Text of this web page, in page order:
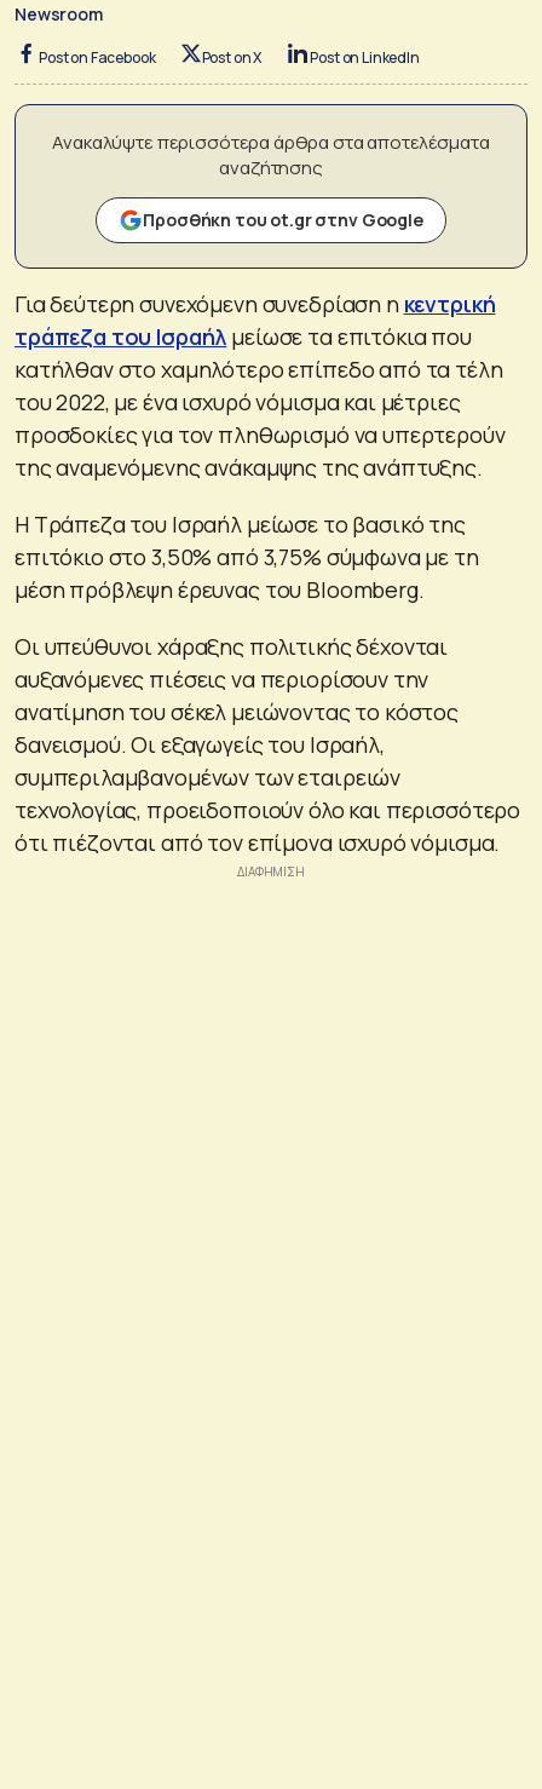
Newsroom
Post on Facebook Post on X Post on LinkedIn
Ανακαλύψτε περισσότερα άρθρα στα αποτελέσματα
αναζήτησης
Προσθήκη του ot.gr στην Google
Για δεύτερη συνεχόμενη συνεδρίαση η κεντρική
τράπεζα του Ισραήλ μείωσε τα επιτόκια που
κατήλθαν στο χαμηλότερο επίπεδο από τα τέλη
του 2022, με ένα ισχυρό νόμισμα και μέτριες
προσδοκίες για τον πληθωρισμό να υπερτερούν
της αναμενόμενης ανάκαμψης της ανάπτυξης.
Η Τράπεζα του Ισραήλ μείωσε το βασικό της
επιτόκιο στο 3,50% από 3,75% σύμφωνα με τη
μέση πρόβλεψη έρευνας του Bloomberg.
Οι υπεύθυνοι χάραξης πολιτικής δέχονται
αυξανόμενες πιέσεις να περιορίσουν την
ανατίμηση του σέκελ μειώνοντας το κόστος
δανεισμού. Οι εξαγωγείς του Ισραήλ,
συμπεριλαμβανομένων των εταιρειών
τεχνολογίας, προειδοποιούν όλο και περισσότερο
ότι πιέζονται από τον επίμονα ισχυρό νόμισμα.